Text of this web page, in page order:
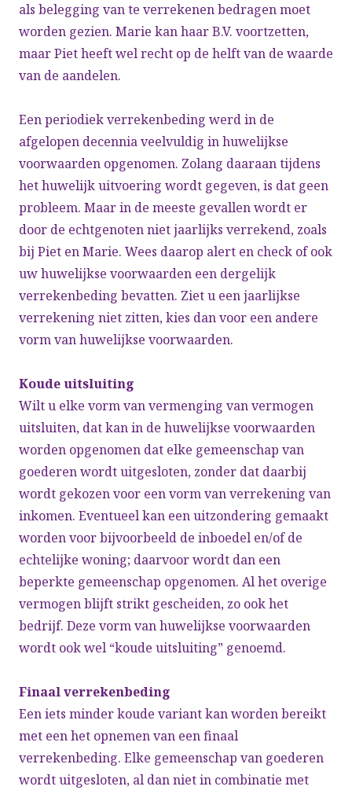
als belegging van te verrekenen bedragen moet
worden gezien. Marie kan haar B.V. voortzetten,
maar Piet heeft wel recht op de helft van de waarde
van de aandelen.
Een periodiek verrekenbeding werd in de
afgelopen decennia veelvuldig in huwelijkse
voorwaarden opgenomen. Zolang daaraan tijdens
het huwelijk uitvoering wordt gegeven, is dat geen
probleem. Maar in de meeste gevallen wordt er
door de echtgenoten niet jaarlijks verrekend, zoals
bij Piet en Marie. Wees daarop alert en check of ook
uw huwelijkse voorwaarden een dergelijk
verrekenbeding bevatten. Ziet u een jaarlijkse
verrekening niet zitten, kies dan voor een andere
vorm van huwelijkse voorwaarden.
Koude uitsluiting
Wilt u elke vorm van vermenging van vermogen
uitsluiten, dat kan in de huwelijkse voorwaarden
worden opgenomen dat elke gemeenschap van
goederen wordt uitgesloten, zonder dat daarbij
wordt gekozen voor een vorm van verrekening van
inkomen. Eventueel kan een uitzondering gemaakt
worden voor bijvoorbeeld de inboedel en/of de
echtelijke woning; daarvoor wordt dan een
beperkte gemeenschap opgenomen. Al het overige
vermogen blijft strikt gescheiden, zo ook het
bedrijf. Deze vorm van huwelijkse voorwaarden
wordt ook wel “koude uitsluiting” genoemd.
Finaal verrekenbeding
Een iets minder koude variant kan worden bereikt
met een het opnemen van een finaal
verrekenbeding. Elke gemeenschap van goederen
wordt uitgesloten, al dan niet in combinatie met